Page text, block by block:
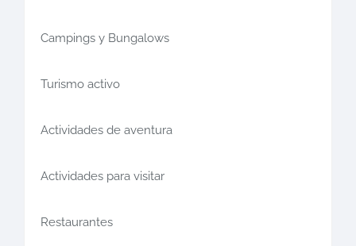
Campings y Bungalows
Turismo activo
Actividades de aventura
Actividades para visitar
Restaurantes